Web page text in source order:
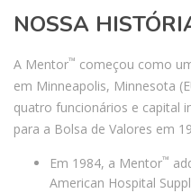
NOSSA
A Mentor™ começou como
em Minneapolis, Minnesota
quatro funcionários e capital
para a Bolsa de Valores em
Em 1984, a Mentor™
American Hospital